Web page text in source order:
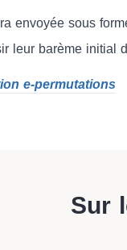
envoyée sous
leur barème initial
e-permutations
Sur